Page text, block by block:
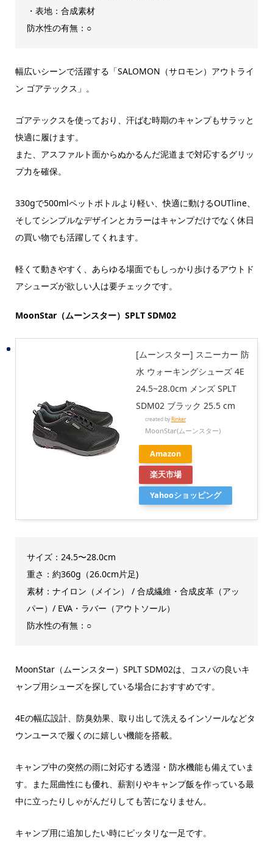
・表地：合成素材
防水性の有無：○
幅広いシーンで活躍する「SALOMON（サロモン）アウトライ
ン ゴアテックス」。
ゴアテックスを使っており、汗ばむ時期のキャンプもサラッと
快適に履けます。
また、アスファルト面からぬかるんだ泥道まで対応するグリッ
プ力を確保。
330gで500mlペットボトルより軽い、快適に動けるOUTline、
そしてシンプルなデザインとカラーはキャンプだけでなく休日
の買い物でも活躍してくれます。
軽くて動きやすく、あらゆる場面でもしっかり歩けるアウトド
アシューズが欲しい人は要チェックです。
MoonStar（ムーンスター）SPLT SDM02
[ムーンスター] スニーカー 防
水 ウォーキングシューズ 4E
24.5~28.0cm メンズ SPLT
SDM02 ブラック 25.5 cm
created by Rinker
MoonStar(ムーンスター)
Amazon
楽天市場
Yahooショッピング
サイズ：24.5〜28.0cm
重さ：約360g（26.0cm片足)
素材：ナイロン（メイン） / 合成繊維・合成皮革（アッ
パー）/ EVA・ラバー（アウトソール）
防水性の有無：○
MoonStar（ムーンスター）SPLT SDM02は、コスパの良いキ
ャンプ用シューズを探している場合におすすめです。
4Eの幅広設計、防臭効果、取り出して洗えるインソールなどタ
ウンユースで履くのに嬉しい機能を搭載。
キャンプ中の突然の雨に対応する透湿・防水機能も備えていま
す。また屈曲性にも優れ、薪割りやキャンプ飯を作っている最
中に立ったりしゃがんだりしても苦になりません。
キャンプ用に追加したい時にピッタリな一足です。